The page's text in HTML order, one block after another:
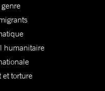
humanitaire
et torture